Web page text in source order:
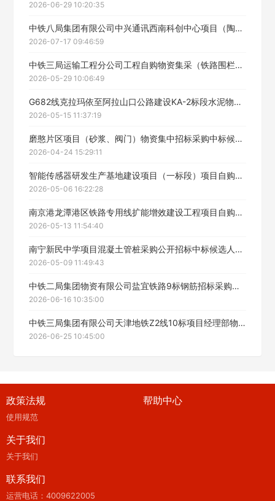
2026-06-29 10:20:35
中铁八局集团有限公司中兴通讯西南科创中心项目（陶粒）泡沫混凝土物资中标候选人公示
2026-07-17 09:46:59
中铁三局运输工程分公司工程自购物资集采（铁路围栏、预制混凝土管）中标候选人公示
2026-05-29 10:06:49
G682线克拉玛依至阿拉山口公路建设KA-2标段水泥物资采购中标候选人公示
2026-05-15 11:37:19
磨憨片区项目（砂浆、阀门）物资集中招标采购中标候选人公示
2026-04-24 15:29:11
智能传感器研发生产基地建设项目（一标段）项目自购物资招标采购中标候选人公示
2026-05-06 16:22:28
南京港龙潭港区铁路专用线扩能增效建设工程项目自购物资集采钢材、商品混凝土中标候选人公示
2026-05-13 11:54:40
南宁新民中学项目混凝土管桩采购公开招标中标候选人公示
2026-05-09 11:49:43
中铁二局集团物资有限公司盐宜铁路9标钢筋招标采购中标候选人公示
2026-06-16 10:35:00
中铁三局集团有限公司天津地铁Z2线10标项目经理部物资集采（铁艺围栏）中标候选人公示
2026-06-25 10:45:00
政策法规
使用规范
帮助中心
关于我们
关于我们
联系我们
运营电话：4009622005